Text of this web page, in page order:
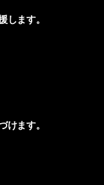
します。
けます。